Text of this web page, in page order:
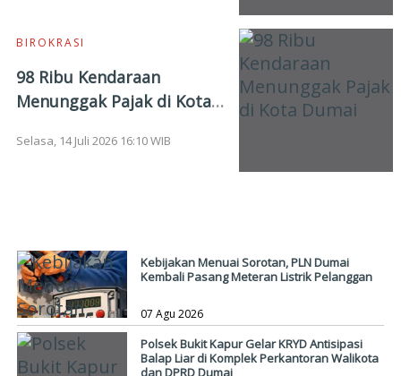
BIROKRASI
98 Ribu Kendaraan
Menunggak Pajak di Kota
Selasa, 14 Juli 2026 16:10 WIB
Kebijakan Menuai Sorotan, PLN Dumai
Kembali Pasang Meteran Listrik Pelanggan
07 Agu 2026
Polsek Bukit Kapur Gelar KRYD Antisipasi
Balap Liar di Komplek Perkantoran Walikota
dan DPRD Dumai